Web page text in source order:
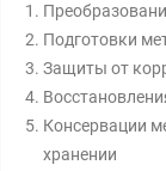
Подготовки
Защиты от
Консервации
хранении